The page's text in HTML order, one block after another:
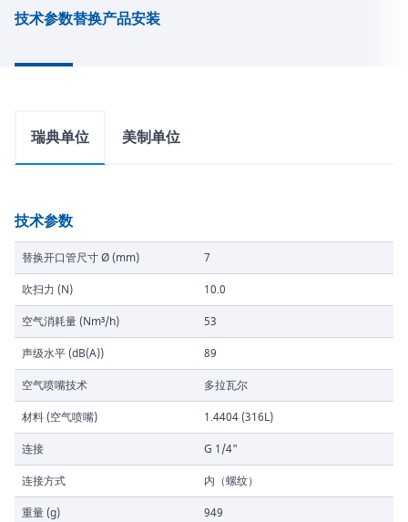
技术参数替换产品安装
瑞典单位 美制单位
技术参数
替换开口管尺寸 Ø (mm)
7
吹扫力 (N)
10.0
空气消耗量 (Nm³/h)
53
声级水平 (dB(A))
89
空气喷嘴技术
多拉瓦尔
材料 (空气喷嘴)
1.4404 (316L)
连接
G 1/4"
连接方式
内（螺纹）
重量 (g)
949